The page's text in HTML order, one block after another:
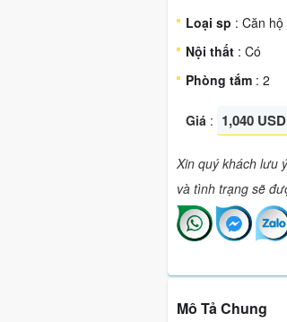
Loại sp : Căn
Nội thất : Có
Phòng tắm : 2
Giá : 1,040
Xin quý khách lưu
và tình trạng sẽ
Mô Tả Chung